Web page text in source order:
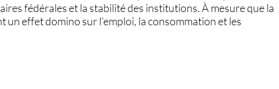
fédérales et la stabilité des institutions. À mesure que la
un effet domino sur l’emploi, la consommation et les